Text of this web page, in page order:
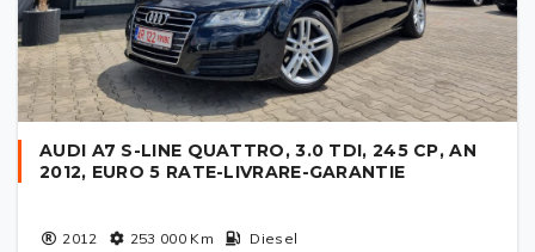
AUDI A7 S-LINE QUATTRO, 3.0 TDI, 245 CP, AN
2012, EURO 5 RATE-LIVRARE-GARANTIE
2012 253 000Km Diesel